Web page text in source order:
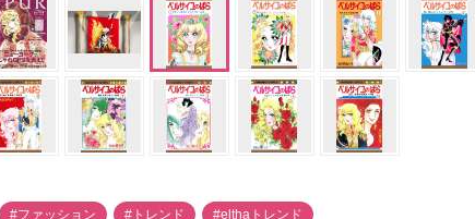
#ファッション #トレンド #elthaトレンド